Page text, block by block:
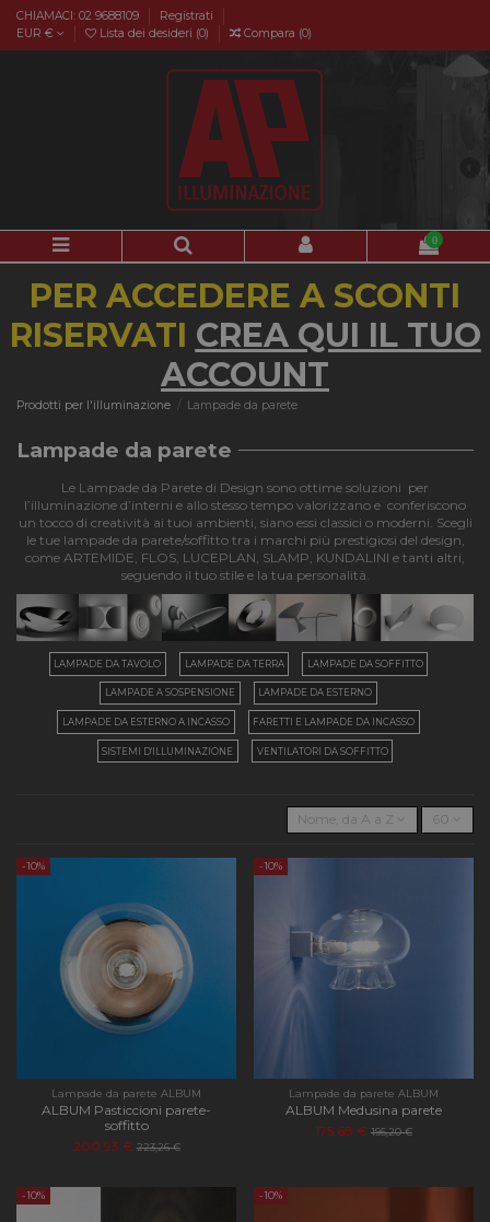
CHIAMACI: 02 9688109
Registrati
EUR €
Lista dei desideri (0) Compara (0)
0
PER ACCEDERE A SCONTI
RISERVATI CREA QUI IL TUO
ACCOUNT
Prodotti per l'illuminazione Lampade da parete
Lampade da parete
Le Lampade da Parete di Design sono ottime soluzioni per
l’illuminazione d’interni e allo stesso tempo valorizzano e conferiscono
un tocco di creatività ai tuoi ambienti, siano essi classici o moderni. Scegli
le tue lampade da parete/soffitto tra i marchi più prestigiosi del design,
come ARTEMIDE, FLOS, LUCEPLAN, SLAMP, KUNDALINI e tanti altri,
seguendo il tuo stile e la tua personalità.
LAMPADE DA TAVOLO LAMPADE DA TERRA LAMPADE DA SOFFITTO
LAMPADE A SOSPENSIONE LAMPADE DA ESTERNO
LAMPADE DA ESTERNO A INCASSO FARETTI E LAMPADE DA INCASSO
SISTEMI D'ILLUMINAZIONE VENTILATORI DA SOFFITTO
Nome, da A a Z 60
-10%
Lampade da parete ALBUM
ALBUM Pasticcioni parete-
soffitto
200,93 € 223,26 €
-10%
Lampade da parete ALBUM
ALBUM Medusina parete
175,68 € 195,20 €
-10% -10%